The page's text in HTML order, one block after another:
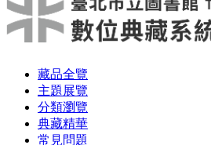
藏品全覽
主題展覽
分類瀏覽
典藏精華
常見問題